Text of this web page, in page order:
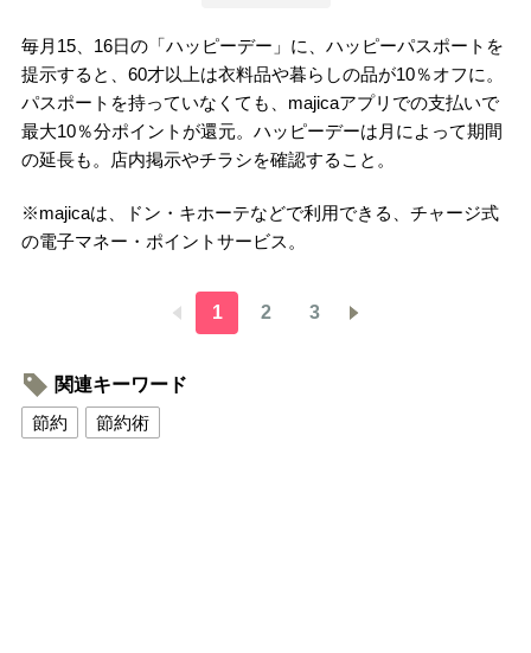
毎月15、16日の「ハッピーデー」に、ハッピーパスポートを
提示すると、60才以上は衣料品や暮らしの品が10％オフに。
パスポートを持っていなくても、majicaアプリでの支払いで
最大10％分ポイントが還元。ハッピーデーは月によって期間
の延長も。店内掲示やチラシを確認すること。
※majicaは、ドン・キホーテなどで利用できる、チャージ式
の電子マネー・ポイントサービス。
1 2 3
関連キーワード
節約
節約術